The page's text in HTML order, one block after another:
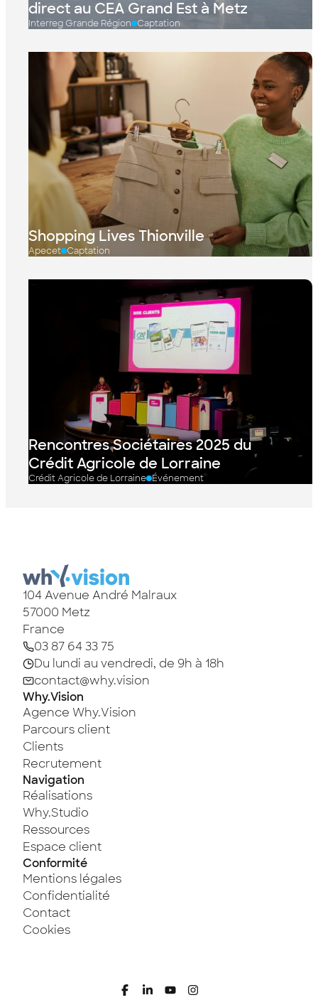
direct au CEA Grand Est à Metz
Interreg Grande Région Captation
Shopping Lives Thionville
Apecet Captation
Rencontres Sociétaires 2025 du
Crédit Agricole de Lorraine
Crédit Agricole de Lorraine Événement
104 Avenue André Malraux
57000 Metz
France
03 87 64 33 75
Du lundi au vendredi, de 9h à 18h
contact@why.vision
Why.Vision
Agence Why.Vision
Parcours client
Clients
Recrutement
Navigation
Réalisations
Why.Studio
Ressources
Espace client
Conformité
Mentions légales
Confidentialité
Contact
Cookies